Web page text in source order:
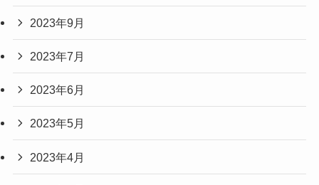
2023年9月
2023年7月
2023年6月
2023年5月
2023年4月